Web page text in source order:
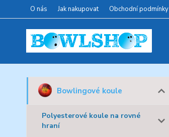
O nás Jak nakupovat Obchodní podmínky
Bowlingové koule
Polyesterové koule na rovné
hraní